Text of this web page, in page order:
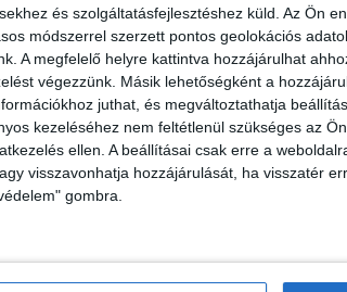
és szolgáltatásfejlesztéshez küld. Az Ön
módszerrel szerzett pontos geolokációs
A megfelelő helyre kattintva hozzájárulhat
végezzünk. Másik lehetőségként a
juthat, és megváltoztathatja
kezeléséhez nem feltétlenül szükséges az
ellen. A beállításai csak erre a
visszavonhatja hozzájárulását, ha visszatér
gombra.